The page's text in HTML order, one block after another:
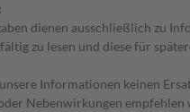
dienen ausschließlich zu
zu lesen und diese für
Informationen keinen
Nebenwirkungen